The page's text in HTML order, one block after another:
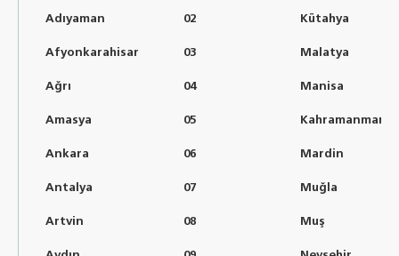
Adıyaman 02 Kütahya
Afyonkarahisar 03 Malatya
Ağrı 04 Manisa
Amasya 05 Kahramanmaraş
Ankara 06 Mardin
Antalya 07 Muğla
Artvin 08 Muş